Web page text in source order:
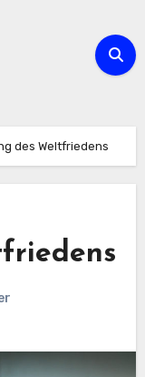
des Weltfriedens